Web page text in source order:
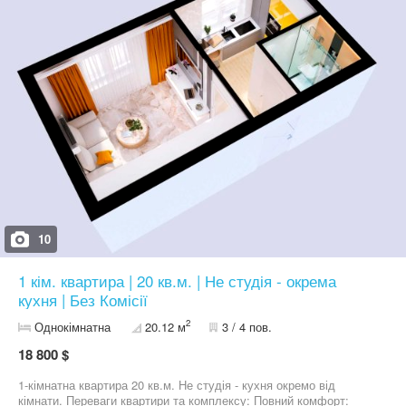
кожного під'їзду забезпечують незалежність та економію.
Природа поруч: Всього за кілька кроків — мальовниче озеро та
зона відпочинку для ваших прогулянок. Зручна логістика:
Зупинка громадського транспорту прямо біля комплексу - до
метро Теремки 15 хвилин. Безпека 24/7: Територія під охороною,
закритий двір та цілодобове відеоспостереження для вашого
спокою. Інфраструктура, що розвивається: На території ЖК Aura
Park планується відкриття продуктового магазину, кафе з
терасо та іншої комерції. Інвестиційні можливості: квартири від
15 кв.м. до 36 кв.м. - ідеально підходять для власного
проживання та інвестицій. В наявності готові квартири з
документами! Не зволікайте! Запрошуємо на перегляд.
Працюємо без вихідних, 7 днів на тиждень! Телефонуйте!
10
1 кім. квартира | 20 кв.м. | Не студія - окрема
кухня | Без Комісії
Однокімнатна 20.12 м2 3 / 4 пов.
18 800 $
1-кімнатна квартира 20 кв.м. Не студія - кухня окремо від
кімнати. Переваги квартири та комплексу: Повний комфорт: